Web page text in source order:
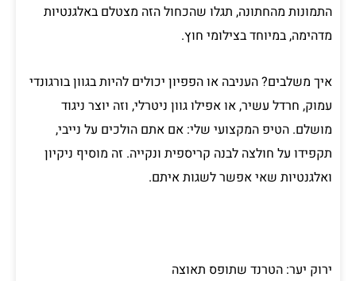
התמונות מהחתונה, תגלו שהכחול הזה מצטלם באלגנטיות
מדהימה, במיוחד בצילומי חוץ.
איך משלבים? העניבה או הפפיון יכולים להיות בגוון בורגונדי
עמוק, חרדל עשיר, או אפילו גוון ניטרלי, וזה יוצר ניגוד
מושלם. הטיפ המקצועי שלי: אם אתם הולכים על נייבי,
תקפידו על חולצה לבנה קריספית ונקייה. זה מוסיף ניקיון
ואלגנטיות שאי אפשר לשגות איתם.
ירוק יער: הטרנד שתופס תאוצה